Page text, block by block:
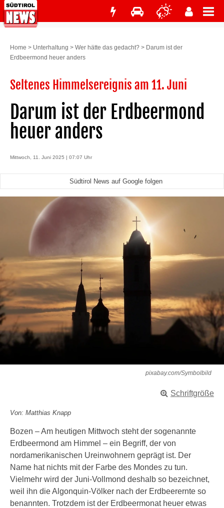
Home > Unterhaltung > Wer hätte das gedacht? > Darum ist der
Erdbeermond heuer anders
Seltenes Himmelsereignis am 11. Juni
Darum ist der Erdbeermond
heuer anders
Mittwoch, 11. Juni 2025 | 07:07 Uhr
Südtirol News auf Google folgen
pixabay.com/Symbolbild
Schriftgröße
Von: Matthias Knapp
Bozen – Am heutigen Mittwoch steht der sogenannte
Erdbeermond am Himmel – ein Begriff, der von
nordamerikanischen Ureinwohnern geprägt ist. Der
Name hat nichts mit der Farbe des Mondes zu tun.
Vielmehr wird der Juni-Vollmond deshalb so bezeichnet,
weil ihn die Algonquin-Völker nach der Erdbeerernte so
benannten. Trotzdem ist der Erdbeermonat heuer etwas